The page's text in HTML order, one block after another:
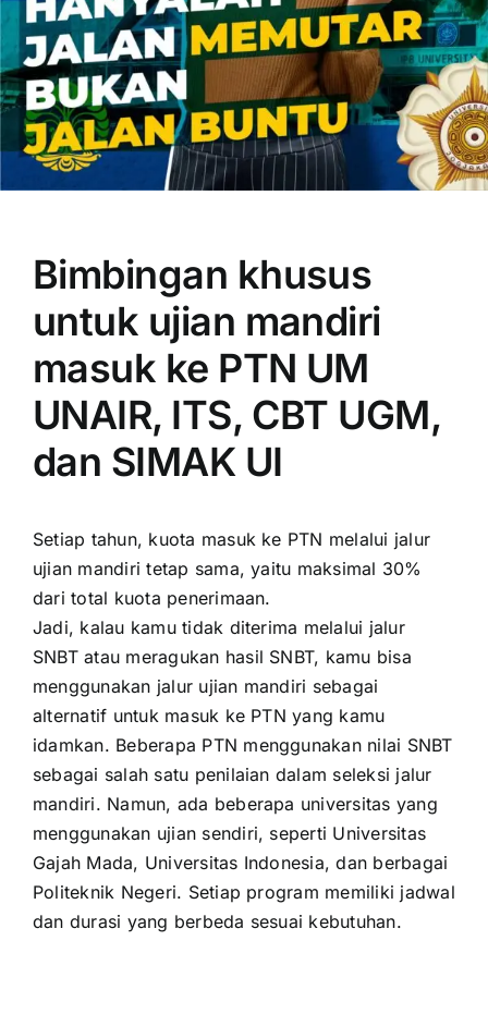
OUR PROGRAM
REGISTRATION
CONTACT US
Bimbingan khusus
untuk ujian mandiri
masuk ke PTN UM
UNAIR, ITS, CBT UGM,
dan SIMAK UI
Setiap tahun, kuota masuk ke PTN melalui jalur
ujian mandiri tetap sama, yaitu maksimal 30%
dari total kuota penerimaan.
Jadi, kalau kamu tidak diterima melalui jalur
SNBT atau meragukan hasil SNBT, kamu bisa
menggunakan jalur ujian mandiri sebagai
alternatif untuk masuk ke PTN yang kamu
idamkan. Beberapa PTN menggunakan nilai SNBT
sebagai salah satu penilaian dalam seleksi jalur
mandiri. Namun, ada beberapa universitas yang
menggunakan ujian sendiri, seperti Universitas
Gajah Mada, Universitas Indonesia, dan berbagai
Politeknik Negeri. Setiap program memiliki jadwal
dan durasi yang berbeda sesuai kebutuhan.